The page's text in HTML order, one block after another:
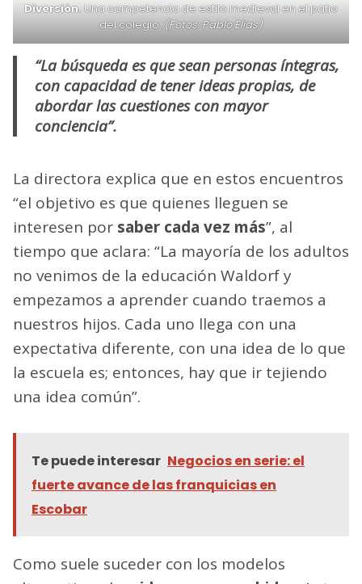
Diversión.Una competencia de estilo medieval en el patio
del colegio. (Fotos: Pablo Elías)
“La búsqueda es que sean personas íntegras,
con capacidad de tener ideas propias, de
abordar las cuestiones con mayor
conciencia”.
La directora explica que en estos encuentros
“el objetivo es que quienes lleguen se
interesen por saber cada vez más”, al
tiempo que aclara: “La mayoría de los adultos
no venimos de la educación Waldorf y
empezamos a aprender cuando traemos a
nuestros hijos. Cada uno llega con una
expectativa diferente, con una idea de lo que
la escuela es; entonces, hay que ir tejiendo
una idea común”.
Te puede interesar Negocios en serie: el
fuerte avance de las franquicias en
Escobar
Como suele suceder con los modelos